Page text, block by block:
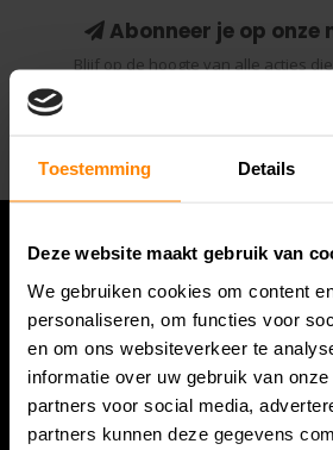
Toestemming Details
Deze website maakt gebruik van
We gebruiken cookies om content
personaliseren, om functies voor
en om ons websiteverkeer te
informatie over uw gebruik van
partners voor social media,
partners kunnen deze gegevens
Abonneer je op onze
Blijf op de hoogte van alle acties